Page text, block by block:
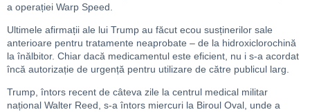
a operației Warp Speed.
Ultimele afirmații ale lui Trump au făcut ecou susținerilor sale
anterioare pentru tratamente neaprobate – de la hidroxiclorochină
la înălbitor. Chiar dacă medicamentul este eficient, nu i s-a acordat
încă autorizație de urgență pentru utilizare de către publicul larg.
Trump, întors recent de câteva zile la centrul medical militar
național Walter Reed, s-a întors miercuri la Biroul Oval, unde a